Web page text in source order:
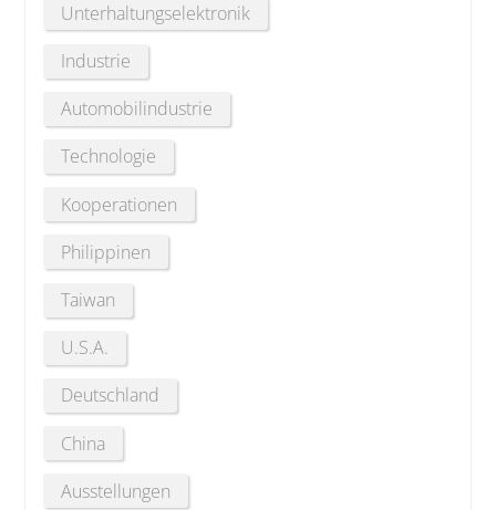
Unterhaltungselektronik
Industrie
Automobilindustrie
Technologie
Kooperationen
Philippinen
Taiwan
U.S.A.
Deutschland
China
Ausstellungen